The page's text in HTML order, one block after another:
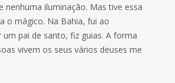
nenhuma iluminação. Mas tive essa
o mágico. Na Bahia, fui ao
um pai de santo, fiz guias. A forma
vivem os seus vários deuses me